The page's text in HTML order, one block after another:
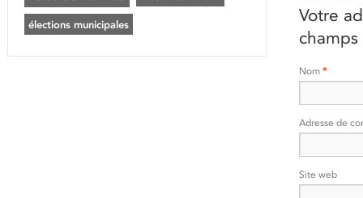
Votre
Nom *
Adresse de
Site web
élections municipales